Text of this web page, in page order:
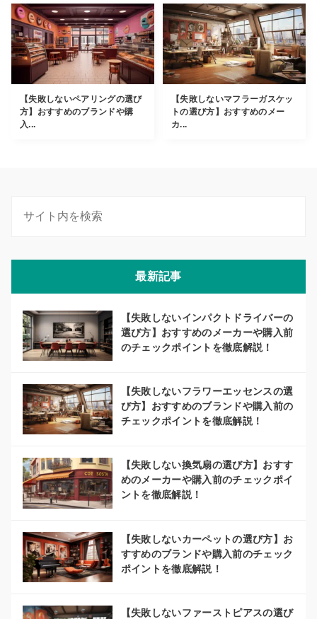
【失敗しないペアリングの選び
方】おすすめのブランドや購
入...
【失敗しないマフラーガスケッ
トの選び方】おすすめのメー
カ...
最新記事
【失敗しないインパクトドライバーの
選び方】おすすめのメーカーや購入前
のチェックポイントを徹底解説！
【失敗しないフラワーエッセンスの選
び方】おすすめのブランドや購入前の
チェックポイントを徹底解説！
【失敗しない換気扇の選び方】おすす
めのメーカーや購入前のチェックポイ
ントを徹底解説！
【失敗しないカーペットの選び方】お
すすめのブランドや購入前のチェック
ポイントを徹底解説！
【失敗しないファーストピアスの選び